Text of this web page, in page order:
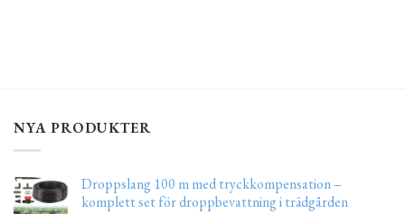
NYA PRODUKTER
Droppslang 100 m med tryckkompensation –
komplett set för droppbevattning i trädgården